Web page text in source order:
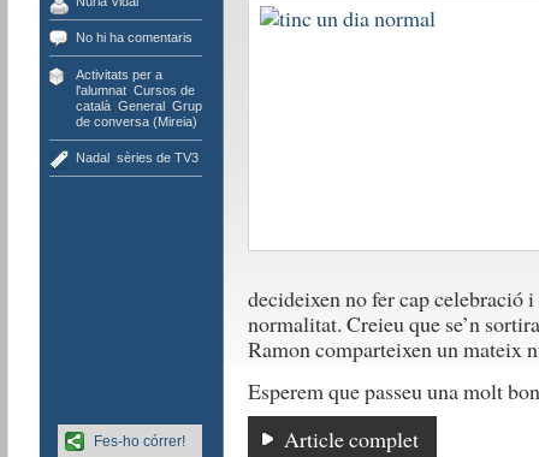
No hi ha comentaris
Activitats per a
l'alumnat, Cursos de
català, General, Grup
de conversa (Mireia)
Nadal, sèries de TV3
decideixen no fer cap celebració
normalitat. Creieu que se’n
Ramon comparteixen un mateix
Esperem que passeu una molt
Article complet
Fes-ho córrer!